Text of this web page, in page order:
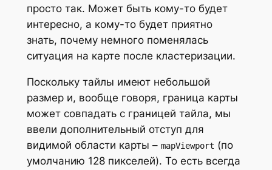
просто так. Может быть кому-то будет
интересно, а кому-то будет приятно
знать, почему немного поменялась
ситуация на карте после кластеризации.
Поскольку тайлы имеют небольшой
размер и, вообще говоря, граница карты
может совпадать с границей тайла, мы
ввели дополнительный отступ для
видимой области карты – mapViewport (по
умолчанию 128 пикселей). То есть всегда